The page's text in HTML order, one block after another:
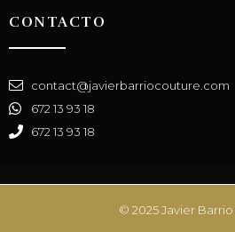
CONTACTO
contact@javierbarriocouture.com
672 13 93 18
672 13 93 18
© 2025 Javier Barrio